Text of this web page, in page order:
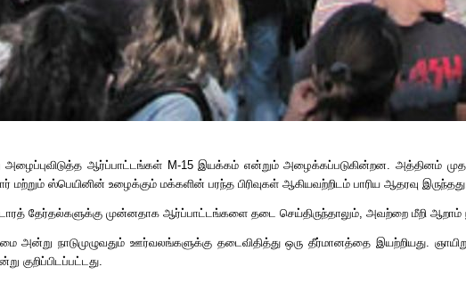
அழைப்புவிடுத்த ஆர்ப்பாட்டங்கள்M-15இயக்கம் என்றும் அழைக்கப்படுகின்றன.அத்தினம்
மற்றும் ஸ்பெயினின் உழைக்கும் மக்களின் பரந்த பிரிவுகள் ஆகியவற்றிடம் பாரிய ஆதரவு இருந்தது
தேர்தல்களுக்கு முன்னதாக ஆர்ப்பாட்டங்களை தடை செய்திருந்தாலும், அவற்றை மீறி
நாடுமுழுவதும் ஊர்வலங்களுக்கு தடைவிதித்து ஒரு தீர்மானத்தை இயற்றியது.
குறிப்பிடப்பட்டது.